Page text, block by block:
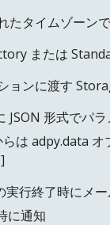
たタイムゾーン
または
ョンに渡す
JSON 形式でパ
は adpy.data
実行終了時にメ
に通知